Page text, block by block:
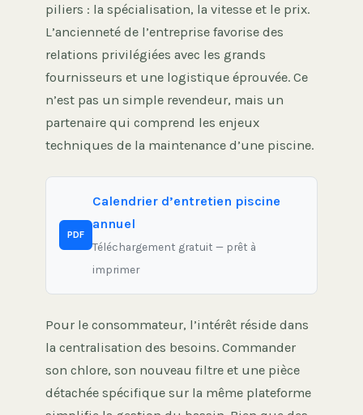
piliers : la spécialisation, la vitesse et le prix.
L’ancienneté de l’entreprise favorise des
relations privilégiées avec les grands
fournisseurs et une logistique éprouvée. Ce
n’est pas un simple revendeur, mais un
partenaire qui comprend les enjeux
techniques de la maintenance d’une piscine.
PDF
Calendrier d’entretien piscine
annuel
Téléchargement gratuit — prêt à
imprimer
Pour le consommateur, l’intérêt réside dans
la centralisation des besoins. Commander
son chlore, son nouveau filtre et une pièce
détachée spécifique sur la même plateforme